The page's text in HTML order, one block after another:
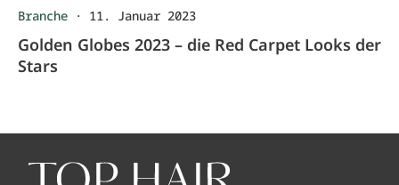
Branche · 11. Januar 2023
Golden Globes 2023 – die Red Carpet Looks der
Stars